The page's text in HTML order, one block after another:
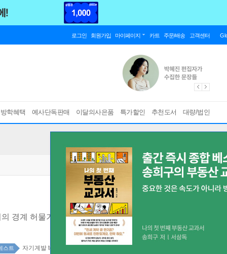
로그인 회원가입 마이페이지 카트 주문/배송 고객센터
학혜택 예사단독판매 이달의사은품 특가할인 추천도서 대량/법인
경계 허물기
스트 자기계발 top20 1주